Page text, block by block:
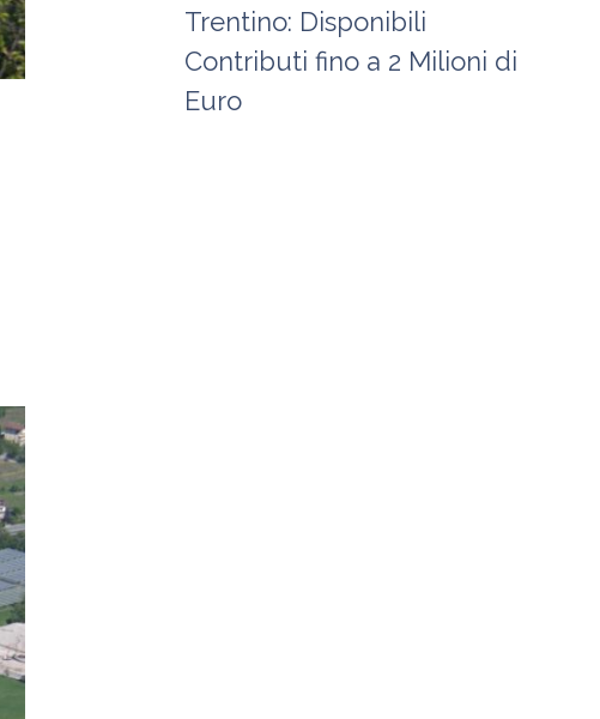
Trentino: Disponibili
Contributi fino a 2 Milioni di
Euro